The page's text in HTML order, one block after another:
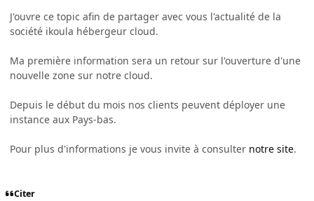
J'ouvre ce topic afin de partager avec vous l'actualité de la
société ikoula hébergeur cloud.
Ma première information sera un retour sur l'ouverture d'une
nouvelle zone sur notre cloud.
Depuis le début du mois nos clients peuvent déployer une
instance aux Pays-bas.
Pour plus d'informations je vous invite à consulter notre site.
Citer